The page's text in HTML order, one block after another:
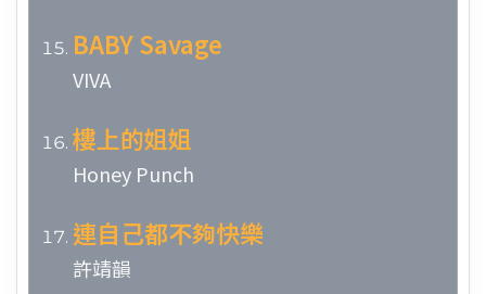
BABY Savage
VIVA
樓上的姐姐
Honey Punch
連自己都不夠快樂
許靖韻